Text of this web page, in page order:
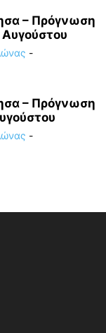
– Πρόγνωση
-
– Πρόγνωση
-